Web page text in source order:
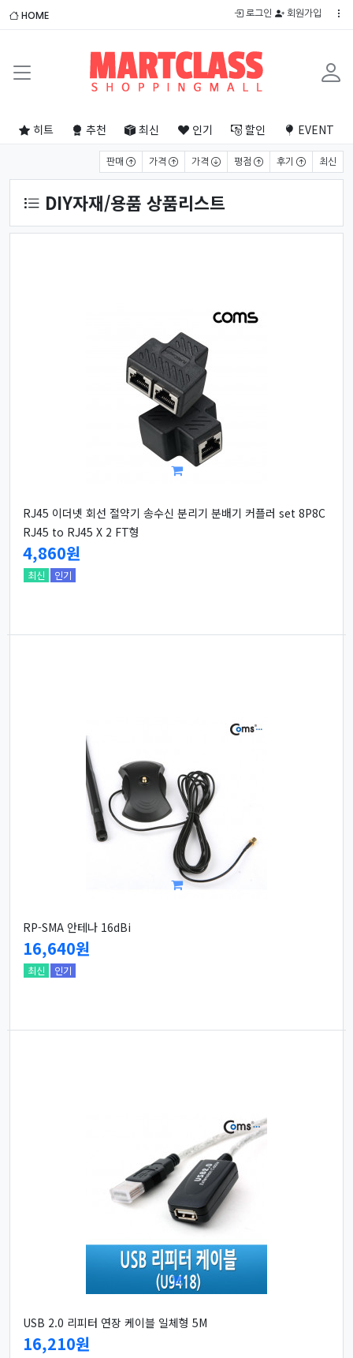
HOME 로그인 회원가입
히트 추천 최신 인기 할인 EVENT
판매 가격 가격 평점 후기 최신
DIY자재/용품 상품리스트
RJ45 이더넷 회선 절약기 송수신 분리기 분배기 커플러 set 8P8C
RJ45 to RJ45 X 2 FT형
4,860원
최신 인기
RP-SMA 안테나 16dBi
16,640원
최신 인기
USB 2.0 리피터 연장 케이블 일체형 5M
16,210원